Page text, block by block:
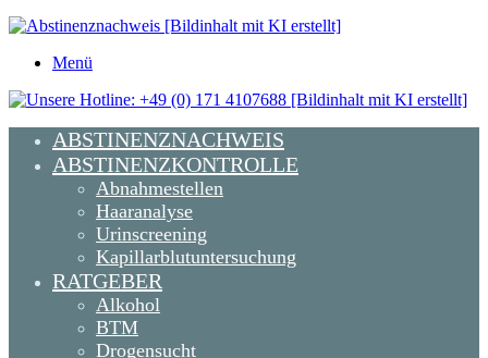
Menü
ABSTINENZNACHWEIS
ABSTINENZKONTROLLE
Abnahmestellen
Haaranalyse
Urinscreening
Kapillarblutuntersuchung
RATGEBER
Alkohol
BTM
Drogensucht